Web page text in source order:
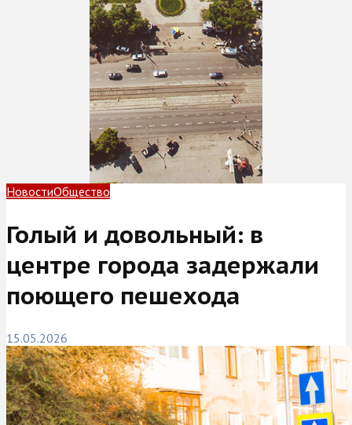
НовостиОбщество
Голый и довольный: в
центре города задержали
поющего пешехода
15.05.2026